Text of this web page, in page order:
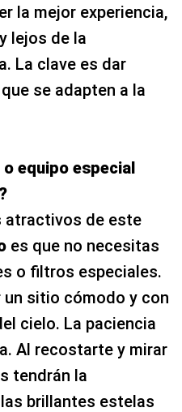
la mejor experiencia,
lejos de la
La clave es dar
se adapten a la
equipo especial
atractivos de este
es que no necesitas
o filtros especiales.
sitio cómodo y con
cielo. La paciencia
Al recostarte y mirar
tendrán la
brillantes estelas